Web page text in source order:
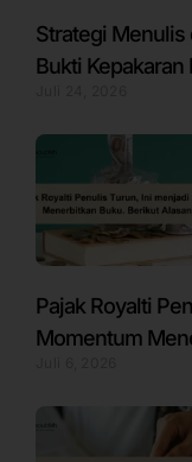
Strategi Menulis
Bukti
Pajak Royalti
Momentum